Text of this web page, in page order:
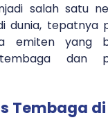
salah satu
dunia, tepatnya
emiten yang
dan
Tembaga